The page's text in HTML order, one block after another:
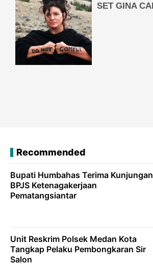
Recommended
Bupati Humbahas Terima Kunjungan
BPJS Ketenagakerjaan
Pematangsiantar
Unit Reskrim Polsek Medan Kota
Tangkap Pelaku Pembongkaran Sir
Salon